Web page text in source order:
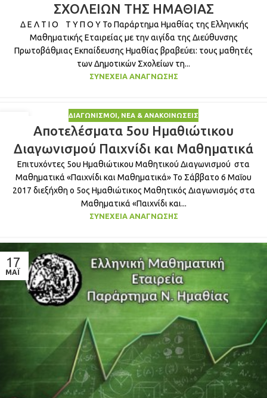
ΣΧΟΛΕΙΩΝ ΤΗΣ ΗΜΑΘΙΑΣ
Δ Ε Λ Τ Ι Ο Τ Υ Π Ο Υ Το Παράρτημα Ημαθίας της Ελληνικής
Μαθηματικής Εταιρείας με την αιγίδα της Διεύθυνσης
Πρωτοβάθμιας Εκπαίδευσης Ημαθίας βραβεύει: τους μαθητές
των Δημοτικών Σχολείων τη...
ΣΥΝΈΧΕΙΑ ΑΝΆΓΝΩΣΗΣ
ΔΙΑΓΩΝΙΣΜΟΊ, ΝΈΑ & ΑΝΑΚΟΙΝΏΣΕΙΣ
Αποτελέσματα 5ου Ημαθιώτικου
Διαγωνισμού Παιχνίδι και Μαθηματικά
Επιτυχόντες 5ου Ημαθιώτικου Μαθητικού Διαγωνισμού στα
Μαθηματικά «Παιχνίδι και Μαθηματικά» Το Σάββατο 6 Μαΐου
2017 διεξήχθη ο 5ος Ημαθιώτικος Μαθητικός Διαγωνισμός στα
Μαθηματικά «Παιχνίδι και...
ΣΥΝΈΧΕΙΑ ΑΝΆΓΝΩΣΗΣ
17
ΜΆΙ